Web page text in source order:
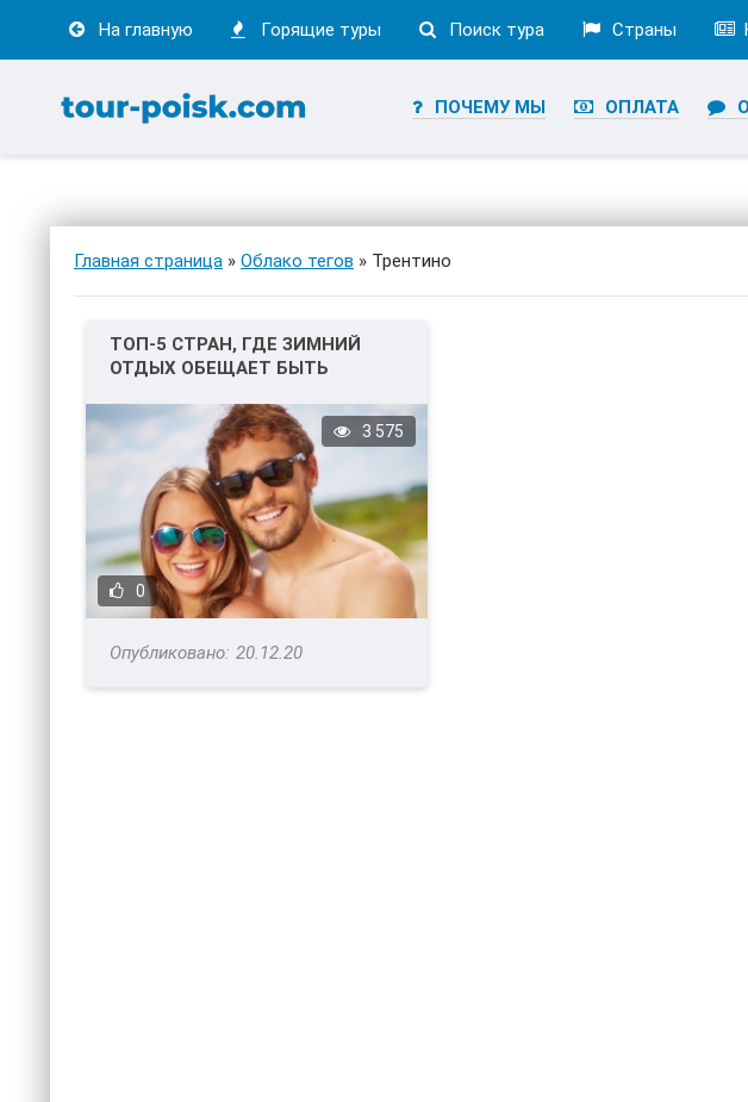
На главную Горящие туры Поиск тура Страны
ПОЧЕМУ МЫ ОПЛАТА
Главная страница » Облако тегов » Трентино
ТОП-5 СТРАН, ГДЕ ЗИМНИЙ
ОТДЫХ ОБЕЩАЕТ БЫТЬ
0
3 575
20.12.20